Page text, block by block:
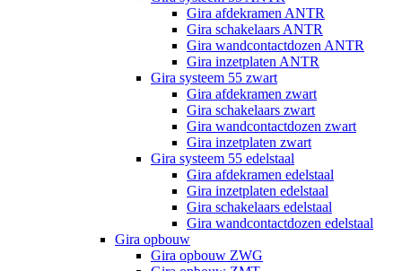
Gira afdekramen ANTR
Gira schakelaars ANTR
Gira wandcontactdozen ANTR
Gira inzetplaten ANTR
Gira systeem 55 zwart
Gira afdekramen zwart
Gira schakelaars zwart
Gira wandcontactdozen zwart
Gira inzetplaten zwart
Gira systeem 55 edelstaal
Gira afdekramen edelstaal
Gira inzetplaten edelstaal
Gira schakelaars edelstaal
Gira wandcontactdozen edelstaal
Gira opbouw
Gira opbouw ZWG